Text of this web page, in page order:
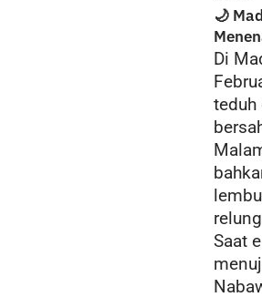
🌙
Di
teduh
Saat